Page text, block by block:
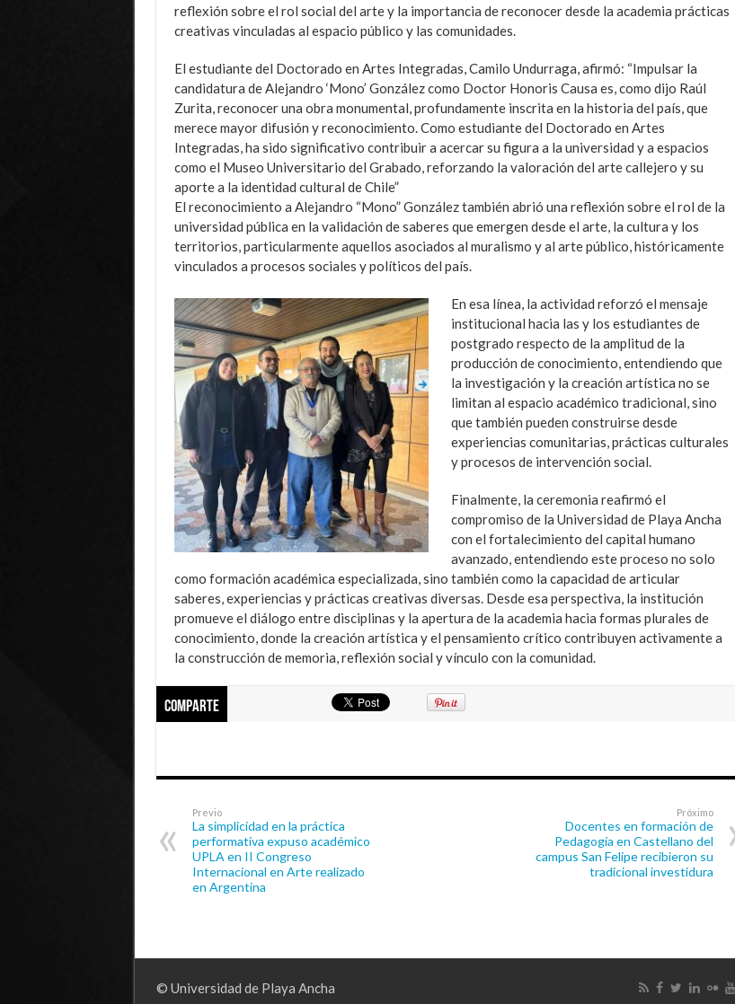
reflexión sobre el rol social del arte y la importancia de reconocer desde la academia prácticas
creativas vinculadas al espacio público y las comunidades.
El estudiante del Doctorado en Artes Integradas, Camilo Undurraga, afirmó: “Impulsar la
candidatura de Alejandro ‘Mono’ González como Doctor Honoris Causa es, como dijo Raúl
Zurita, reconocer una obra monumental, profundamente inscrita en la historia del país, que
merece mayor difusión y reconocimiento. Como estudiante del Doctorado en Artes
Integradas, ha sido significativo contribuir a acercar su figura a la universidad y a espacios
como el Museo Universitario del Grabado, reforzando la valoración del arte callejero y su
aporte a la identidad cultural de Chile”
El reconocimiento a Alejandro “Mono” González también abrió una reflexión sobre el rol de la
universidad pública en la validación de saberes que emergen desde el arte, la cultura y los
territorios, particularmente aquellos asociados al muralismo y al arte público, históricamente
vinculados a procesos sociales y políticos del país.
En esa línea, la actividad reforzó el mensaje
institucional hacia las y los estudiantes de
postgrado respecto de la amplitud de la
producción de conocimiento, entendiendo que
la investigación y la creación artística no se
limitan al espacio académico tradicional, sino
que también pueden construirse desde
experiencias comunitarias, prácticas culturales
y procesos de intervención social.
Finalmente, la ceremonia reafirmó el
compromiso de la Universidad de Playa Ancha
con el fortalecimiento del capital humano
avanzado, entendiendo este proceso no solo
como formación académica especializada, sino también como la capacidad de articular
saberes, experiencias y prácticas creativas diversas. Desde esa perspectiva, la institución
promueve el diálogo entre disciplinas y la apertura de la academia hacia formas plurales de
conocimiento, donde la creación artística y el pensamiento crítico contribuyen activamente a
la construcción de memoria, reflexión social y vínculo con la comunidad.
Comparte
Previo
La simplicidad en la práctica
performativa expuso académico
UPLA en II Congreso
Internacional en Arte realizado
en Argentina
Próximo
Docentes en formación de
Pedagogía en Castellano del
campus San Felipe recibieron su
tradicional investidura
© Universidad de Playa Ancha